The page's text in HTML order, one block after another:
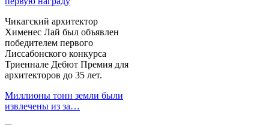
Чикагский архитектор
Хименес Лай был объявлен
победителем первого
Лиссабонского конкурса
Триеннале Дебют Премия для
архитекторов до 35 лет.
Миллионы тонн земли были
извлечены из за…